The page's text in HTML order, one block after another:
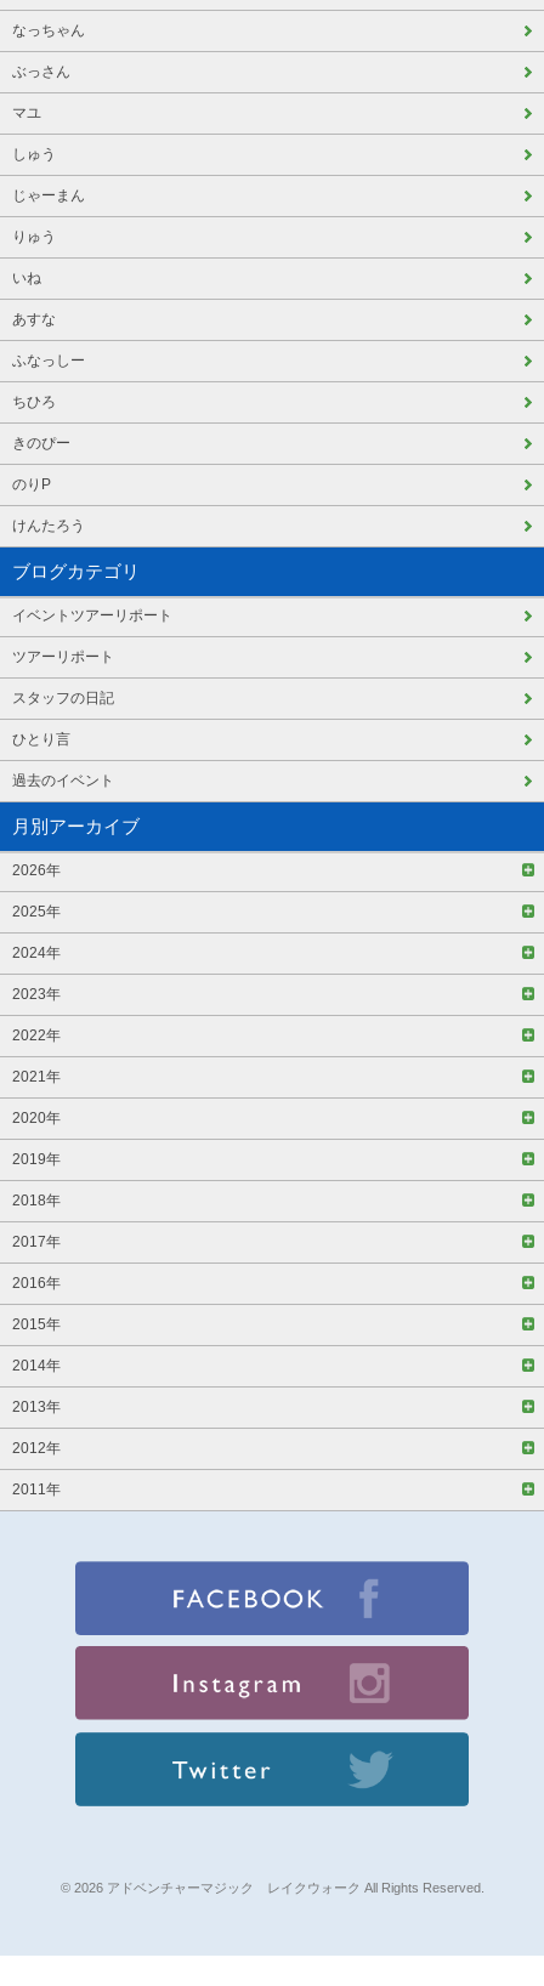
なっちゃん
ぶっさん
マユ
しゅう
じゃーまん
りゅう
いね
あすな
ふなっしー
ちひろ
きのぴー
のりP
けんたろう
ブログカテゴリ
イベントツアーリポート
ツアーリポート
スタッフの日記
ひとり言
過去のイベント
月別アーカイブ
2026年
2025年
2024年
2023年
2022年
2021年
2020年
2019年
2018年
2017年
2016年
2015年
2014年
2013年
2012年
2011年
© 2026 アドベンチャーマジック レイクウォーク All Rights Reserved.